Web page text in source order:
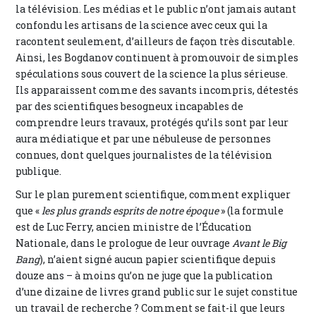
la télévision. Les médias et le public n’ont jamais autant
confondu les artisans de la science avec ceux qui la
racontent seulement, d’ailleurs de façon très discutable.
Ainsi, les Bogdanov continuent à promouvoir de simples
spéculations sous couvert de la science la plus sérieuse.
Ils apparaissent comme des savants incompris, détestés
par des scientifiques besogneux incapables de
comprendre leurs travaux, protégés qu’ils sont par leur
aura médiatique et par une nébuleuse de personnes
connues, dont quelques journalistes de la télévision
publique.
Sur le plan purement scientifique, comment expliquer
que « les plus grands esprits de notre époque» (la formule
est de Luc Ferry, ancien ministre de l’Éducation
Nationale, dans le prologue de leur ouvrage Avant le Big
Bang), n’aient signé aucun papier scientifique depuis
douze ans – à moins qu’on ne juge que la publication
d’une dizaine de livres grand public sur le sujet constitue
un travail de recherche ? Comment se fait-il que leurs